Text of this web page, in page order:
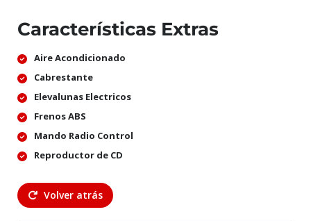
Características Extras
Aire Acondicionado
Cabrestante
Elevalunas Electricos
Frenos ABS
Mando Radio Control
Reproductor de CD
Volver atrás